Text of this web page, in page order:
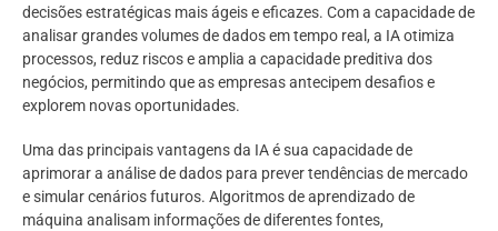
decisões estratégicas mais ágeis e eficazes. Com a capacidade de
analisar grandes volumes de dados em tempo real, a IA otimiza
processos, reduz riscos e amplia a capacidade preditiva dos
negócios, permitindo que as empresas antecipem desafios e
explorem novas oportunidades.
Uma das principais vantagens da IA é sua capacidade de
aprimorar a análise de dados para prever tendências de mercado
e simular cenários futuros. Algoritmos de aprendizado de
máquina analisam informações de diferentes fontes,